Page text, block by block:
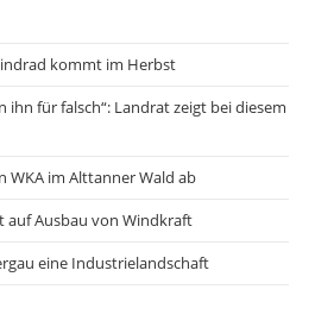
kommt im Herbst
ihn für falsch“: Landrat zeigt bei diesem
WKA im Alttanner Wald ab
auf Ausbau von Windkraft
eine Industrielandschaft